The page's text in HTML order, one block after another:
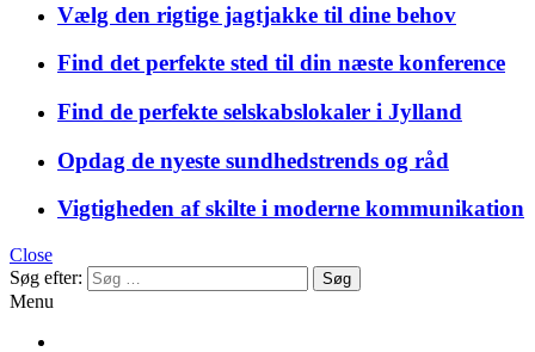
Vælg den rigtige jagtjakke til dine behov
Find det perfekte sted til din næste konference
Find de perfekte selskabslokaler i Jylland
Opdag de nyeste sundhedstrends og råd
Vigtigheden af skilte i moderne kommunikation
Close
Søg efter:
Menu